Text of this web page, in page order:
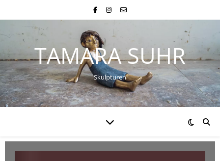
TAMARA SUHR
Skulpturen